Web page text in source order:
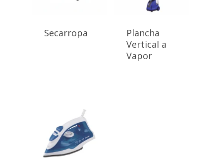
Secarropa
Plancha
Vertical a
Vapor